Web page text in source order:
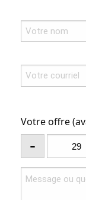
Votre offre
-